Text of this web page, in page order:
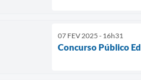
07 FEV 2025 - 16h31
Concurso Público